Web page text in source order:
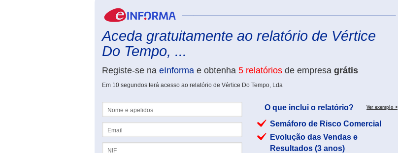
Aceda gratuitamente ao relatório de Vértice
Do Tempo, ...
Registe-se na eInforma e obtenha 5 relatórios de empresa grátis
Em 10 segundos terá acesso ao relatório de Vértice Do Tempo, Lda
O que inclui o relatório? Ver exemplo >
Semáforo de Risco Comercial
Evolução das Vendas e
Resultados (3 anos)